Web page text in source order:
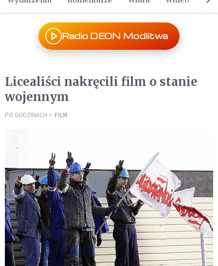
Radio DEON Modlitwa
Licealiści nakręcili film o stanie
wojennym
PO GODZINACH FILM